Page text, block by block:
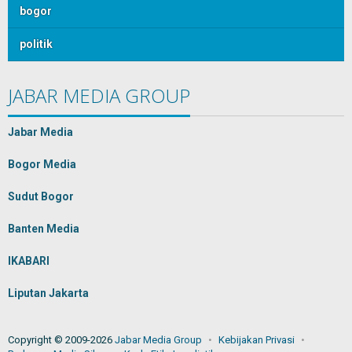
bogor
politik
JABAR MEDIA GROUP
Jabar Media
Bogor Media
Sudut Bogor
Banten Media
IKABARI
Liputan Jakarta
Copyright © 2009-2026 Jabar Media Group
Kebijakan Privasi